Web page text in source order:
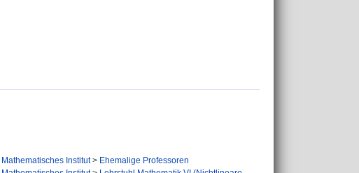
Mathematisches Institut> Ehemalige Professoren